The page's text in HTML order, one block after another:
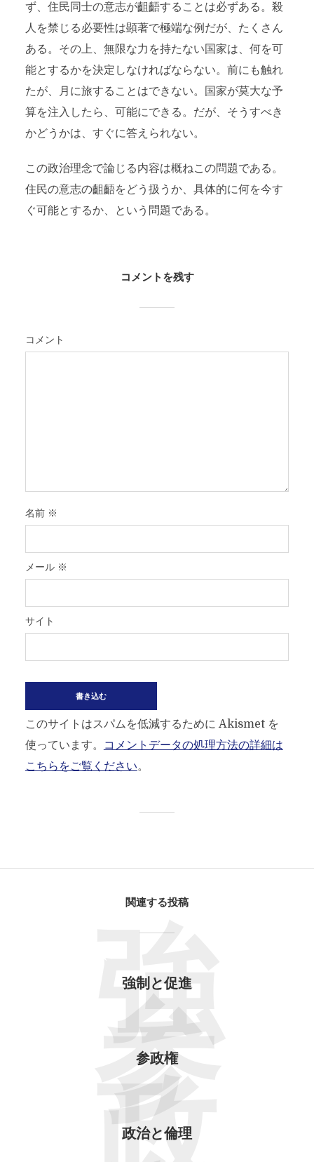
ず、住民同士の意志が齟齬することは必ずある。殺
人を禁じる必要性は顕著で極端な例だが、たくさん
ある。その上、無限な力を持たない国家は、何を可
能とするかを決定しなければならない。前にも触れ
たが、月に旅することはできない。国家が莫大な予
算を注入したら、可能にできる。だが、そうすべき
かどうかは、すぐに答えられない。
この政治理念で論じる内容は概ねこの問題である。
住民の意志の齟齬をどう扱うか、具体的に何を今す
ぐ可能とするか、という問題である。
コメントを残す
コメント
名前 ※
メール ※
サイト
このサイトはスパムを低減するために Akismet を
使っています。
コメントデータの処理方法の詳細は
こちらをご覧ください。
関連する投稿
強制と促進
強
参政権
参
政治と倫理